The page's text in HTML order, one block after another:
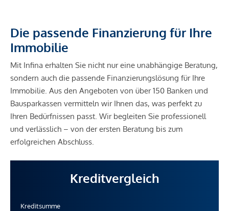
Die passende Finanzierung für Ihre
Immobilie
Mit Infina erhalten Sie nicht nur eine unabhängige Beratung,
sondern auch die passende Finanzierungslösung für Ihre
Immobilie. Aus den Angeboten von über 150 Banken und
Bausparkassen vermitteln wir Ihnen das, was perfekt zu
Ihren Bedürfnissen passt. Wir begleiten Sie professionell
und verlässlich – von der ersten Beratung bis zum
erfolgreichen Abschluss.
Kreditvergleich
Kreditsumme